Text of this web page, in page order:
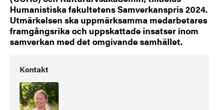
Humanistiska fakultetens Samverkanspris 2024.
Utmärkelsen ska uppmärksamma medarbetares
framgångsrika och uppskattade insatser inom
samverkan med det omgivande samhället.
Kontakt